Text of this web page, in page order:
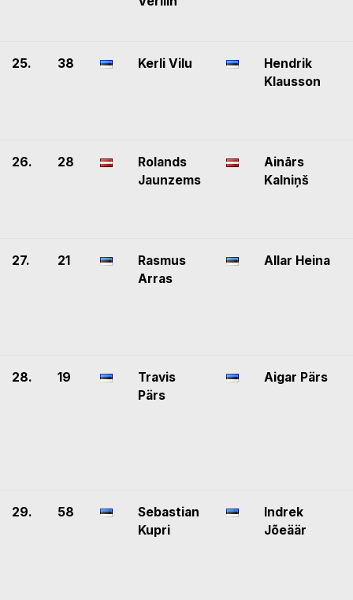
25. 38 Kerli Vilu
Hendrik
Klausson
26. 28
Rolands
Jaunzems
Ainārs
Kalniņš
27. 21
Rasmus
Arras
Allar Heina
28. 19
Travis
Pärs
Aigar Pärs
29. 58
Sebastian
Kupri
Indrek
Jõeäär